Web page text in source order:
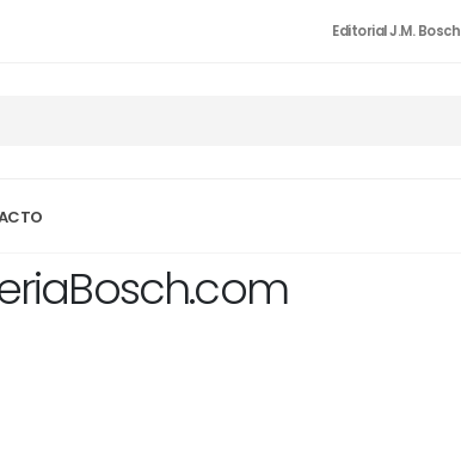
Editorial J.M. Bosch